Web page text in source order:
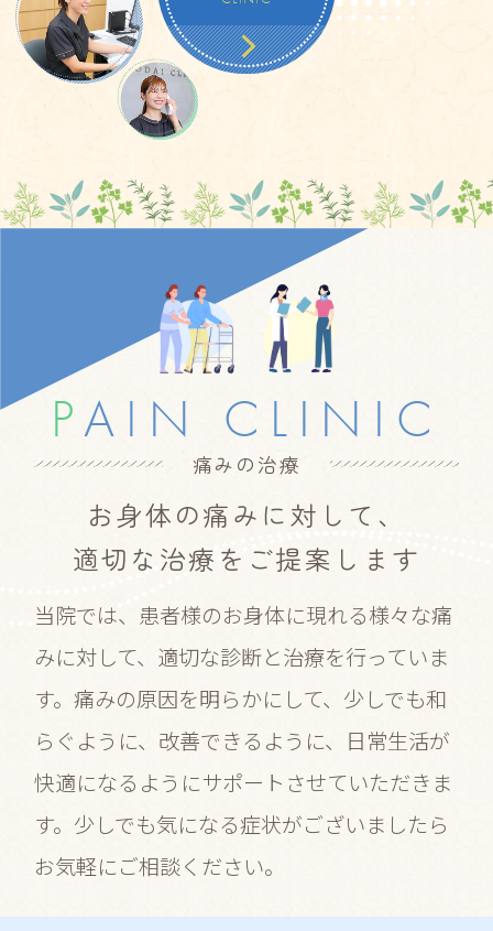
CLINIC
PAIN CLINIC
痛みの治療
お身体の痛みに対して、
適切な治療をご提案します
当院では、患者様のお身体に現れる様々な痛
みに対して、適切な診断と治療を行っていま
す。痛みの原因を明らかにして、少しでも和
らぐように、改善できるように、 日常生活が
快適になるようにサポートさせていただきま
す。 少しでも気になる症状がございましたら
お気軽にご相談ください。